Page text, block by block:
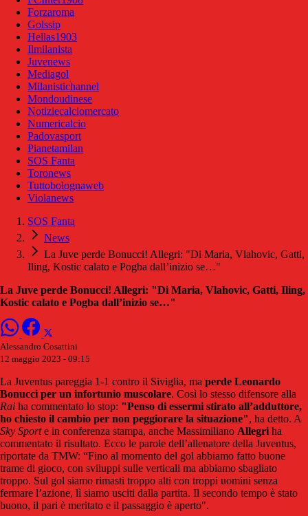
Forzaroma
Golssip
Hellas1903
Ilmilanista
Juvenews
Mediagol
Milanistichannel
Mondoudinese
Notiziecalciomercato
Numericalcio
Padovasport
Pianetamilan
SOS Fanta
Toronews
Tuttobolognaweb
Violanews
SOS Fanta
News
La Juve perde Bonucci! Allegri: "Di Maria, Vlahovic, Gatti,
Iling, Kostic calato e Pogba dall’inizio se…"
La Juve perde Bonucci! Allegri: "Di Maria, Vlahovic, Gatti, Iling,
Kostic calato e Pogba dall’inizio se…"
Alessandro Cosattini
12 maggio 2023 - 09:15
La Juventus pareggia 1-1 contro il Siviglia, ma perde Leonardo
Bonucci per un infortunio muscolare. Così lo stesso difensore alla
Rai ha commentato lo stop: "Penso di essermi stirato all’adduttore,
ho chiesto il cambio per non peggiorare la situazione", ha detto. A
Sky Sporte in conferenza stampa, anche Massimiliano Allegri ha
commentato il risultato. Ecco le parole dell’allenatore della Juventus,
riportate da TMW: “Fino al momento del gol abbiamo fatto buone
trame di gioco, con sviluppi sulle verticali ma abbiamo sbagliato
troppo. Sul gol siamo rimasti troppo alti con troppi uomini senza
fermare l’azione, lì siamo usciti dalla partita. Il secondo tempo è stato
buono, il pari è meritato e il passaggio è aperto".